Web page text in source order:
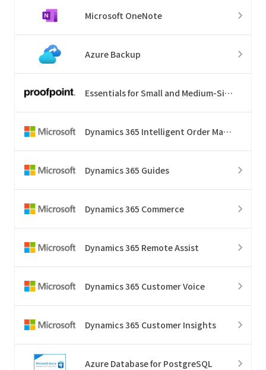
Microsoft OneNote
Azure Backup
Essentials for Small and Medium-Sized Business
Dynamics 365 Intelligent Order Management
Dynamics 365 Guides
Dynamics 365 Commerce
Dynamics 365 Remote Assist
Dynamics 365 Customer Voice
Dynamics 365 Customer Insights
Azure Database for PostgreSQL